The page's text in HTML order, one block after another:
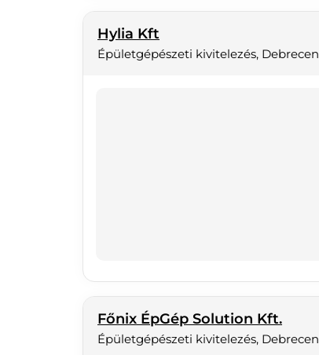
Hylia Kft
Épületgépészeti kivitelezés, Debrecen
Főnix ÉpGép Solution Kft.
Épületgépészeti kivitelezés, Debrecen